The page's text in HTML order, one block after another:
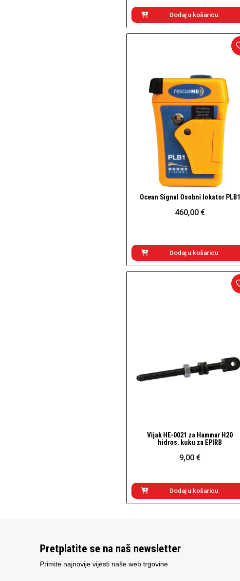
Dodaj u košaricu
Brzi pogled
Ocean Signal Osobni lokator PLB1
460,00 €
Dodaj u košaricu
Brzi pogled
Vijak HE-0021 za Hammar H20
hidros. kuku za EPIRB
9,00 €
Dodaj u košaricu
Pretplatite se na naš newsletter
Primite najnovije vijesti naše web trgovine